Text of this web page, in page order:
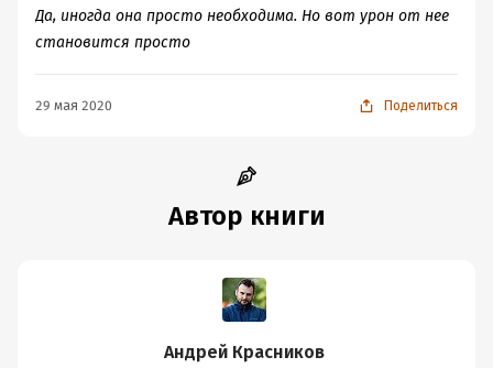
Да, иногда она просто необходима. Но вот урон от нее
становится просто
29 мая 2020 Поделиться
Автор книги
Андрей Красников